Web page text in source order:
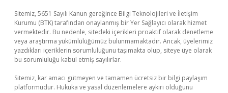
Sitemiz, 5651 Sayılı Kanun gereğince Bilgi Teknolojileri ve İletişim
Kurumu (BTK) tarafından onaylanmış bir Yer Sağlayıcı olarak hizmet
vermektedir. Bu nedenle, sitedeki içerikleri proaktif olarak denetleme
veya araştırma yükümlülüğümüz bulunmamaktadır. Ancak, üyelerimiz
yazdıkları içeriklerin sorumluluğunu taşımakta olup, siteye üye olarak
bu sorumluluğu kabul etmiş sayılırlar.
Sitemiz, kar amacı gütmeyen ve tamamen ücretsiz bir bilgi paylaşım
platformudur. Hukuka ve yasal düzenlemelere aykırı olduğunu